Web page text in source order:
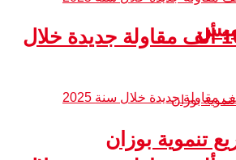
أزيد من 109 ألف مقاولة جديدة خلال
تنموية بوزان